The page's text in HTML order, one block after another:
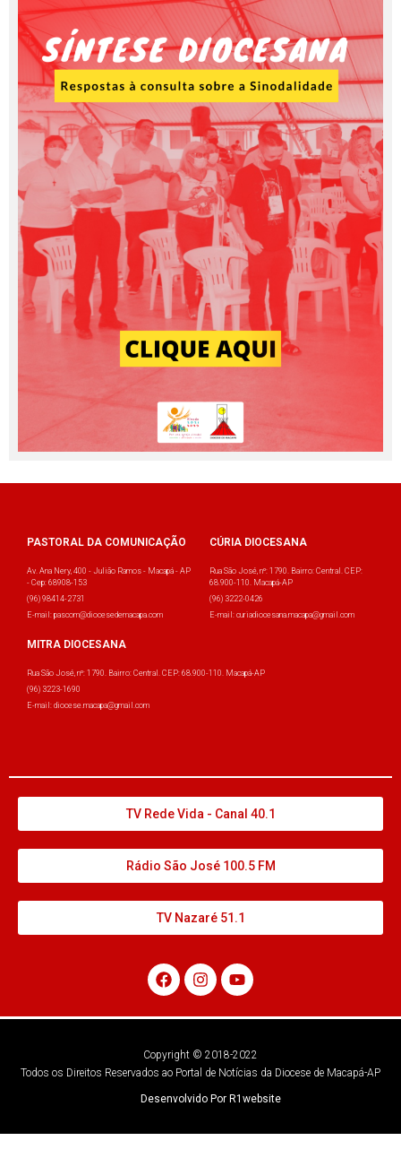
PASTORAL DA COMUNICAÇÃO
Av. Ana Nery, 400 - Julião Ramos - Macapá - AP
- Cep: 68908-153
(96) 98414-2731
E-mail: pascom@diocesedemacapa.com
CÚRIA DIOCESANA
Rua São José, nº: 1790. Bairro: Central. CEP:
68.900-110. Macapá-AP
(96) 3222-0426
E-mail: curiadiocesana.macapa@gmail.com
MITRA DIOCESANA
Rua São José, nº: 1790. Bairro: Central. CEP: 68.900-110. Macapá-AP
(96) 3223-1690
E-mail: diocese.macapa@gmail.com
TV Rede Vida - Canal 40.1
Rádio São José 100.5 FM
TV Nazaré 51.1
Copyright © 2018-2022
Todos os Direitos Reservados ao Portal de Notícias da Diocese de Macapá-AP
Desenvolvido Por R1website